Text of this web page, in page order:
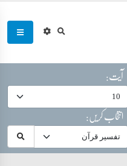
آیت:
انتخاب کریں: